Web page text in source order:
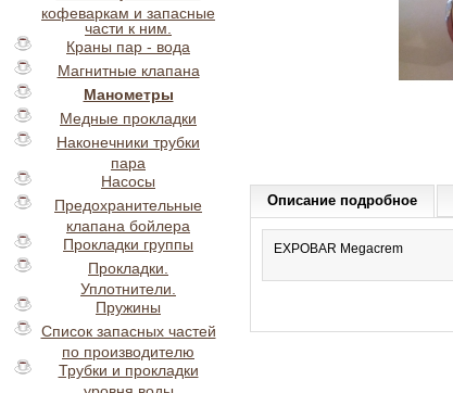
кофеваркам и запасные
части к ним.
Краны пар - вода
Магнитные клапана
Манометры
Медные прокладки
Наконечники трубки
пара
Насосы
Предохранительные
клапана бойлера
Прокладки группы
Прокладки.
Уплотнители.
Пружины
Список запасных частей
по производителю
Трубки и прокладки
уровня воды
Описание подробное
EXPOBAR Megacrem